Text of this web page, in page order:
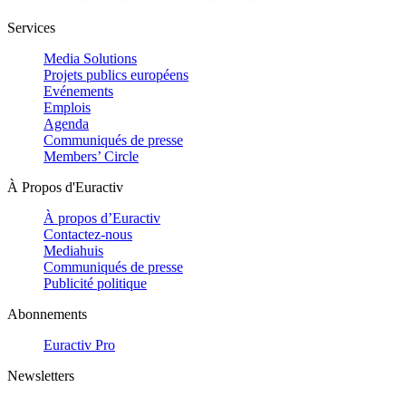
Services
Media Solutions
Projets publics européens
Evénements
Emplois
Agenda
Communiqués de presse
Members’ Circle
À Propos d'Euractiv
À propos d’Euractiv
Contactez-nous
Mediahuis
Communiqués de presse
Publicité politique
Abonnements
Euractiv Pro
Newsletters